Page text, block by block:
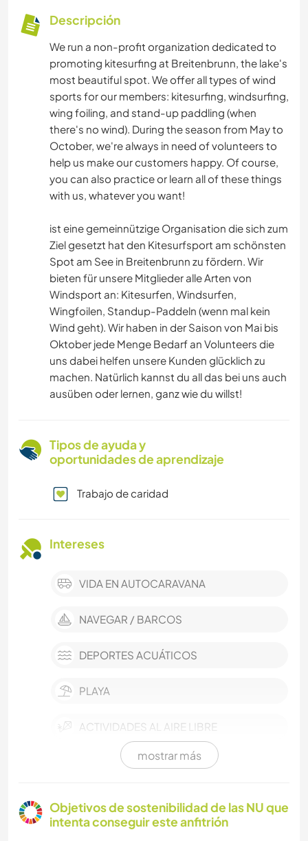
Descripción
We run a non-profit organization dedicated to
promoting kitesurfing at Breitenbrunn, the lake's
most beautiful spot. We offer all types of wind
sports for our members: kitesurfing, windsurfing,
wing foiling, and stand-up paddling (when
there's no wind). During the season from May to
October, we're always in need of volunteers to
help us make our customers happy. Of course,
you can also practice or learn all of these things
with us, whatever you want!
ist eine gemeinnützige Organisation die sich zum
Ziel gesetzt hat den Kitesurfsport am schönsten
Spot am See in Breitenbrunn zu fördern. Wir
bieten für unsere Mitglieder alle Arten von
Windsport an: Kitesurfen, Windsurfen,
Wingfoilen, Standup-Paddeln (wenn mal kein
Wind geht). Wir haben in der Saison von Mai bis
Oktober jede Menge Bedarf an Volunteers die
uns dabei helfen unsere Kunden glücklich zu
machen. Natürlich kannst du all das bei uns auch
ausüben oder lernen, ganz wie du willst!
Tipos de ayuda y
oportunidades de aprendizaje
Trabajo de caridad
Intereses
VIDA EN AUTOCARAVANA
NAVEGAR / BARCOS
DEPORTES ACUÁTICOS
PLAYA
ACTIVIDADES AL AIRE LIBRE
DEPORTES DE AVENTURA
mostrar más
Objetivos de sostenibilidad de las NU que
intenta conseguir este anfitrión